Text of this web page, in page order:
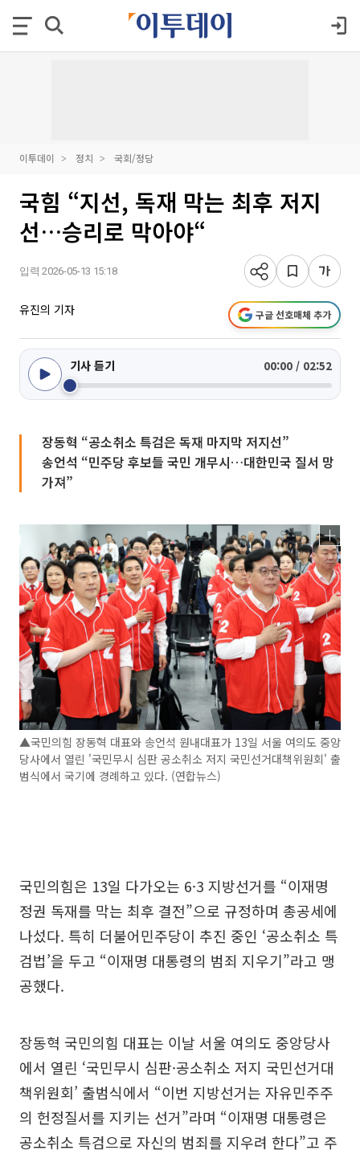
이투데이 정치 국회/정당
국힘 “지선, 독재 막는 최후 저지
선…승리로 막아야“
입력 2026-05-13 15:18
유진의 기자 구글 선호매체 추가
기사 듣기 00:00 / 02:52
장동혁 “공소취소 특검은 독재 마지막 저지선”
송언석 “민주당 후보들 국민 개무시…대한민국 질서 망
가져”
▲국민의힘 장동혁 대표와 송언석 원내대표가 13일 서울 여의도 중앙
당사에서 열린 '국민무시 심판 공소취소 저지 국민선거대책위원회' 출
범식에서 국기에 경례하고 있다. (연합뉴스)
국민의힘은 13일 다가오는 6·3 지방선거를 “이재명
정권 독재를 막는 최후 결전”으로 규정하며 총공세에
나섰다. 특히 더불어민주당이 추진 중인 ‘공소취소 특
검법’을 두고 “이재명 대통령의 범죄 지우기”라고 맹
공했다.
장동혁 국민의힘 대표는 이날 서울 여의도 중앙당사
에서 열린 ‘국민무시 심판·공소취소 저지 국민선거대
책위원회’ 출범식에서 “이번 지방선거는 자유민주주
의 헌정질서를 지키는 선거”라며 “이재명 대통령은
공소취소 특검으로 자신의 범죄를 지우려 한다”고 주